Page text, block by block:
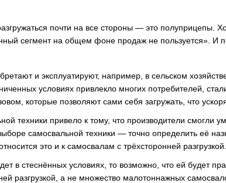
почти на все стороны — это полуприцепы.
сегмент на общем фоне продаж не пользуется». И
и эксплуатируют, например, в сельском
условиях привлекло многих потребителей,
которые позволяют сами себя загружать, что
техники привело к тому, что производители смогли
самосвальной техники — точно определить её
это и к самосвалам с трёхсторонней разгрузкой.
в стеснённых условиях, то возможно, что ей будет
разгрузкой, а не множество малотоннажных